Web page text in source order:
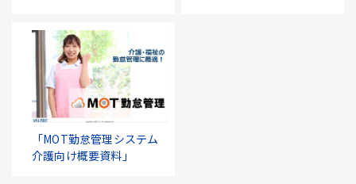
「MOT勤怠管理システム
介護向け概要資料」